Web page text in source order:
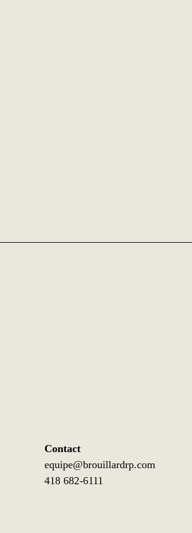
Contact
equipe@brouillardrp.com
418 682-6111